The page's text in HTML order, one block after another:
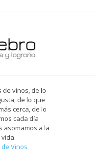
de vinos, de lo
de lo que
cerca, de lo
cada día
asomamos a la
vida.
de Vinos